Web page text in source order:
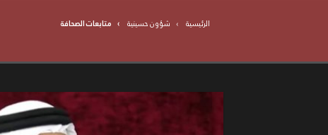
الرئيسية شؤون حسينية متابعات الصحافة